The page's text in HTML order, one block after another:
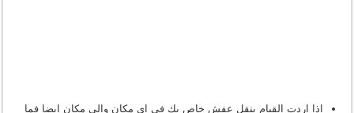
اذا اردت القيام بنقل عفش خاص بك فى اى مكان والى مكان ايضا فما